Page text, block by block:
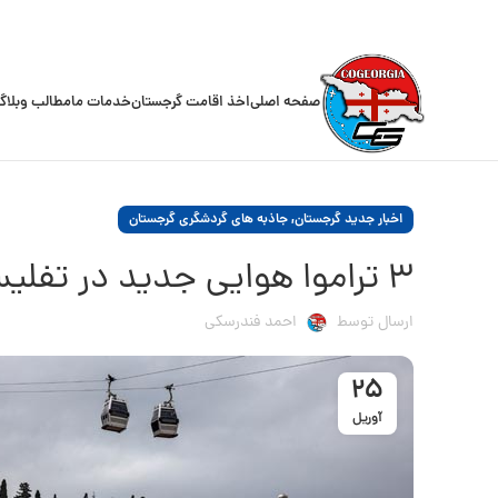
صفحه اصلیاخذ اقامت گرجستانخدمات مامطالب
اخبار جدید گرجستان,جاذبه های گردشگری گرجستان
۳ تراموا هوایی جدید در تفلیس گرجستان
ارسال توسط احمد فندرسکی
25
آوریل